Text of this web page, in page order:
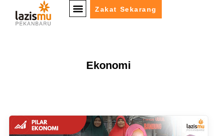
Zakat Sekarang
Ekonomi